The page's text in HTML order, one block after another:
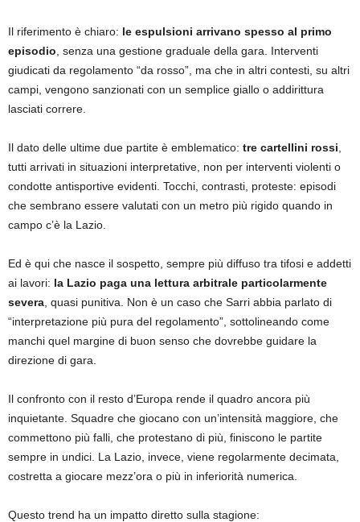
Il riferimento è chiaro: le espulsioni arrivano spesso al primo
episodio , senza una gestione graduale della gara. Interventi
giudicati da regolamento “da rosso”, ma che in altri contesti, su altri
campi, vengono sanzionati con un semplice giallo o addirittura
lasciati correre.
Il dato delle ultime due partite è emblematico: tre cartellini rossi
tutti arrivati in situazioni interpretative, non per interventi violenti o
condotte antisportive evidenti. Tocchi, contrasti, proteste: episodi
che sembrano essere valutati con un metro più rigido quando in
campo c’è la Lazio.
Ed è qui che nasce il sospetto, sempre più diffuso tra tifosi e addetti
ai lavori: la Lazio paga una lettura arbitrale particolarmente
severa , quasi punitiva. Non è un caso che Sarri abbia parlato di
“interpretazione più pura del regolamento”, sottolineando come
manchi quel margine di buon senso che dovrebbe guidare la
direzione di gara.
Il confronto con il resto d’Europa rende il quadro ancora più
inquietante. Squadre che giocano con un’intensità maggiore, che
commettono più falli, che protestano di più, finiscono le partite
sempre in undici. La Lazio, invece, viene regolarmente decimata,
costretta a giocare mezz’ora o più in inferiorità numerica.
Questo trend ha un impatto diretto sulla stagione: